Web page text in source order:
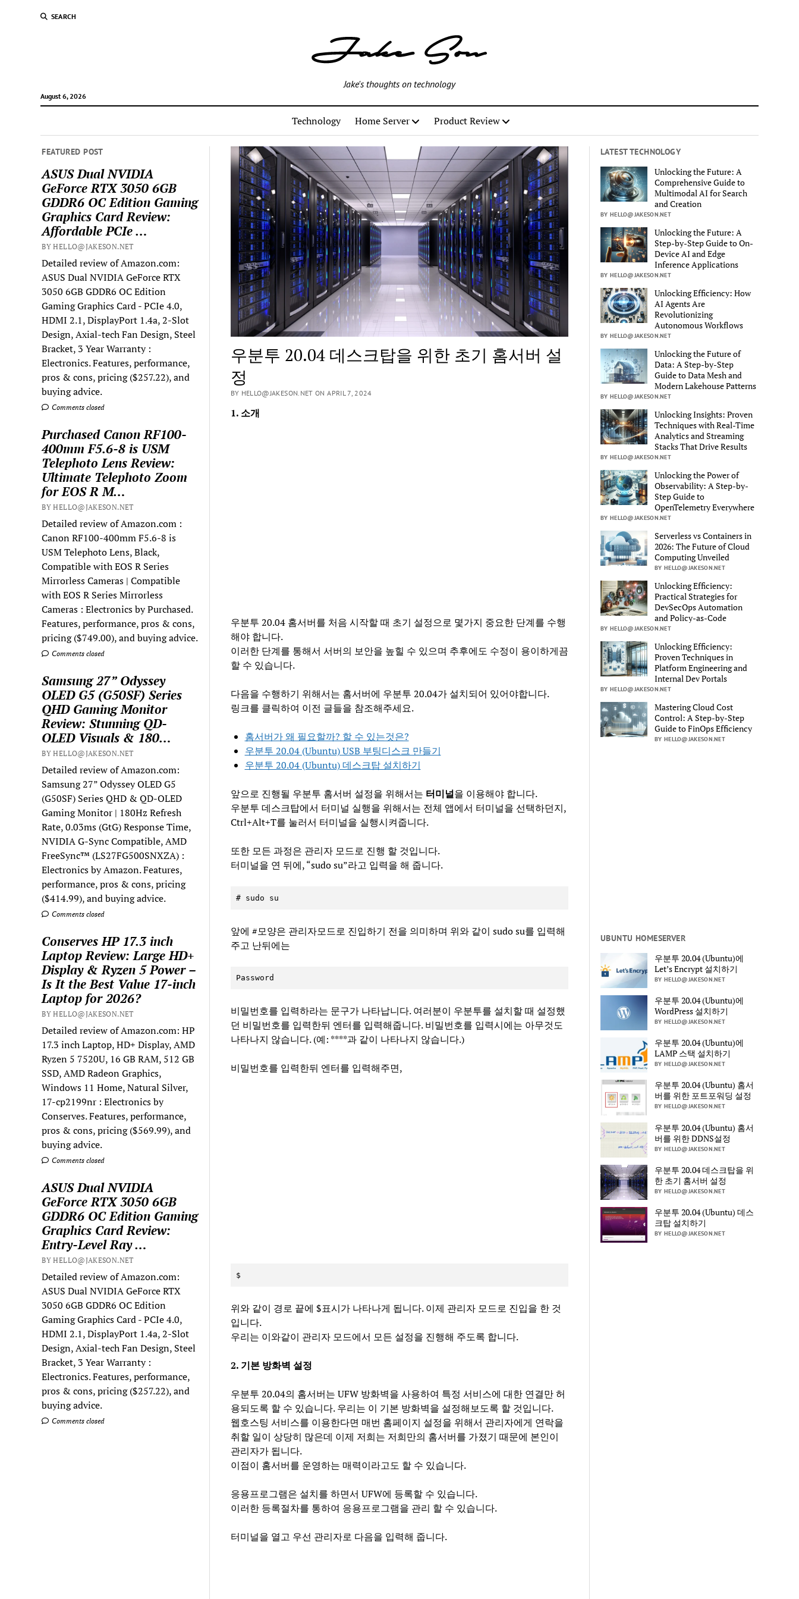
SEARCH
August 6, 2026
Jake's thoughts on technology
Technology Home Server Product Review
FEATURED POST
ASUS Dual NVIDIA
GeForce RTX 3050 6GB
GDDR6 OC Edition Gaming
Graphics Card Review:
Affordable PCIe …
BY HELLO@JAKESON.NET
Detailed review of Amazon.com:
ASUS Dual NVIDIA GeForce RTX
3050 6GB GDDR6 OC Edition
Gaming Graphics Card - PCIe 4.0,
HDMI 2.1, DisplayPort 1.4a, 2-Slot
Design, Axial-tech Fan Design, Steel
Bracket, 3 Year Warranty :
Electronics. Features, performance,
pros & cons, pricing ($257.22), and
buying advice.
Comments closed
Purchased Canon RF100-
400mm F5.6-8 is USM
Telephoto Lens Review:
Ultimate Telephoto Zoom
for EOS R M…
BY HELLO@JAKESON.NET
Detailed review of Amazon.com :
Canon RF100-400mm F5.6-8 is
USM Telephoto Lens, Black,
Compatible with EOS R Series
Mirrorless Cameras | Compatible
with EOS R Series Mirrorless
Cameras : Electronics by Purchased.
Features, performance, pros & cons,
pricing ($749.00), and buying advice.
Comments closed
Samsung 27” Odyssey
OLED G5 (G50SF) Series
QHD Gaming Monitor
Review: Stunning QD-
OLED Visuals & 180…
BY HELLO@JAKESON.NET
Detailed review of Amazon.com:
Samsung 27” Odyssey OLED G5
(G50SF) Series QHD & QD-OLED
Gaming Monitor | 180Hz Refresh
Rate, 0.03ms (GtG) Response Time,
NVIDIA G-Sync Compatible, AMD
FreeSync™ (LS27FG500SNXZA) :
Electronics by Amazon. Features,
performance, pros & cons, pricing
($414.99), and buying advice.
Comments closed
Conserves HP 17.3 inch
Laptop Review: Large HD+
Display & Ryzen 5 Power –
Is It the Best Value 17-inch
Laptop for 2026?
BY HELLO@JAKESON.NET
Detailed review of Amazon.com: HP
17.3 inch Laptop, HD+ Display, AMD
Ryzen 5 7520U, 16 GB RAM, 512 GB
SSD, AMD Radeon Graphics,
Windows 11 Home, Natural Silver,
17-cp2199nr : Electronics by
Conserves. Features, performance,
pros & cons, pricing ($569.99), and
buying advice.
Comments closed
ASUS Dual NVIDIA
GeForce RTX 3050 6GB
GDDR6 OC Edition Gaming
Graphics Card Review:
Entry-Level Ray …
BY HELLO@JAKESON.NET
Detailed review of Amazon.com:
ASUS Dual NVIDIA GeForce RTX
3050 6GB GDDR6 OC Edition
Gaming Graphics Card - PCIe 4.0,
HDMI 2.1, DisplayPort 1.4a, 2-Slot
Design, Axial-tech Fan Design, Steel
Bracket, 3 Year Warranty :
Electronics. Features, performance,
pros & cons, pricing ($257.22), and
buying advice.
Comments closed
우분투 20.04 데스크탑을 위한 초기 홈서버 설
정
BY HELLO@JAKESON.NET ON APRIL 7, 2024
1. 소개
우분투 20.04 홈서버를 처음 시작할 때 초기 설정으로 몇가지 중요한 단계를 수행
해야 합니다.
이러한 단계를 통해서 서버의 보안을 높힐 수 있으며 추후에도 수정이 용이하게끔
할 수 있습니다.
다음을 수행하기 위해서는 홈서버에 우분투 20.04가 설치되어 있어야합니다.
링크를 클릭하여 이전 글들을 참조해주세요.
홈서버가 왜 필요할까? 할 수 있는것은?
우분투 20.04 (Ubuntu) USB 부팅디스크 만들기
우분투 20.04 (Ubuntu) 데스크탑 설치하기
앞으로 진행될 우분투 홈서버 설정을 위해서는 터미널을 이용해야 합니다.
우분투 데스크탑에서 터미널 실행을 위해서는 전체 앱에서 터미널을 선택하던지,
Ctrl+Alt+T를 눌러서 터미널을 실행시켜줍니다.
또한 모든 과정은 관리자 모드로 진행 할 것입니다.
터미널을 연 뒤에, “sudo su”라고 입력을 해 줍니다.
# sudo su
앞에 #모양은 관리자모드로 진입하기 전을 의미하며 위와 같이 sudo su를 입력해
주고 난뒤에는
Password
비밀번호를 입력하라는 문구가 나타납니다. 여러분이 우분투를 설치할 때 설정했
던 비밀번호를 입력한뒤 엔터를 입력해줍니다. 비밀번호를 입력시에는 아무것도
나타나지 않습니다. (예: ****과 같이 나타나지 않습니다.)
비밀번호를 입력한뒤 엔터를 입력해주면,
$
위와 같이 경로 끝에 $표시가 나타나게 됩니다. 이제 관리자 모드로 진입을 한 것
입니다.
우리는 이와같이 관리자 모드에서 모든 설정을 진행해 주도록 합니다.
2. 기본 방화벽 설정
우분투 20.04의 홈서버는 UFW 방화벽을 사용하여 특정 서비스에 대한 연결만 허
용되도록 할 수 있습니다. 우리는 이 기본 방화벽을 설정해보도록 할 것입니다.
웹호스팅 서비스를 이용한다면 매번 홈페이지 설정을 위해서 관리자에게 연락을
취할 일이 상당히 많은데 이제 저희는 저희만의 홈서버를 가졌기 때문에 본인이
관리자가 됩니다.
이점이 홈서버를 운영하는 매력이라고도 할 수 있습니다.
응용프로그램은 설치를 하면서 UFW에 등록할 수 있습니다.
이러한 등록절차를 통하여 응용프로그램을 관리 할 수 있습니다.
터미널을 열고 우선 관리자로 다음을 입력해 줍니다.
LATEST TECHNOLOGY
Unlocking the Future: A
Comprehensive Guide to
Multimodal AI for Search
and Creation
BY HELLO@JAKESON.NET
Unlocking the Future: A
Step-by-Step Guide to On-
Device AI and Edge
Inference Applications
BY HELLO@JAKESON.NET
Unlocking Efficiency: How
AI Agents Are
Revolutionizing
Autonomous Workflows
BY HELLO@JAKESON.NET
Unlocking the Future of
Data: A Step-by-Step
Guide to Data Mesh and
Modern Lakehouse Patterns
BY HELLO@JAKESON.NET
Unlocking Insights: Proven
Techniques with Real-Time
Analytics and Streaming
Stacks That Drive Results
BY HELLO@JAKESON.NET
Unlocking the Power of
Observability: A Step-by-
Step Guide to
OpenTelemetry Everywhere
BY HELLO@JAKESON.NET
Serverless vs Containers in
2026: The Future of Cloud
Computing Unveiled
BY HELLO@JAKESON.NET
Unlocking Efficiency:
Practical Strategies for
DevSecOps Automation
and Policy-as-Code
BY HELLO@JAKESON.NET
Unlocking Efficiency:
Proven Techniques in
Platform Engineering and
Internal Dev Portals
BY HELLO@JAKESON.NET
Mastering Cloud Cost
Control: A Step-by-Step
Guide to FinOps Efficiency
BY HELLO@JAKESON.NET
UBUNTU HOMESERVER
우분투 20.04 (Ubuntu)에
Let’s Encrypt 설치하기
BY HELLO@JAKESON.NET
우분투 20.04 (Ubuntu)에
WordPress 설치하기
BY HELLO@JAKESON.NET
우분투 20.04 (Ubuntu)에
LAMP 스택 설치하기
BY HELLO@JAKESON.NET
우분투 20.04 (Ubuntu) 홈서
버를 위한 포트포워딩 설정
BY HELLO@JAKESON.NET
우분투 20.04 (Ubuntu) 홈서
버를 위한 DDNS설정
BY HELLO@JAKESON.NET
우분투 20.04 데스크탑을 위
한 초기 홈서버 설정
BY HELLO@JAKESON.NET
우분투 20.04 (Ubuntu) 데스
크탑 설치하기
BY HELLO@JAKESON.NET